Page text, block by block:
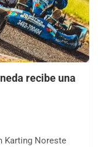
recibe una
Karting Noreste